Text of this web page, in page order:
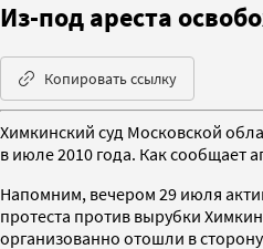
Из-под ареста
Копировать ссылку
Химкинский суд Московской
в июле 2010 года. Как сообщает
Напомним, вечером 29 июля
протеста против вырубки
организованно отошли в